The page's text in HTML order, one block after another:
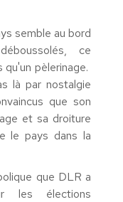
semble au bord
ce
pèlerinage.
là par nostalgie
que son
et sa droiture
le pays dans la
que DLR a
les élections